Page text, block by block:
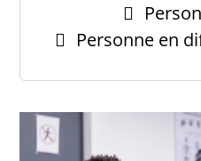
Personne en